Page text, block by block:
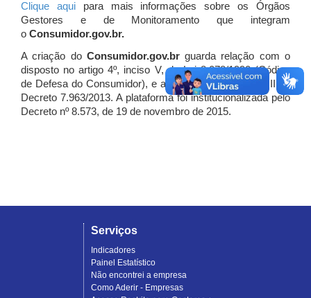
Clique aquipara mais informações sobre os Órgãos
Gestores e de Monitoramento que integram
o Consumidor.gov.br.
A criação do Consumidor.gov.brguarda relação com o
disposto no artigo 4º, inciso V, da Lei 8.078/1990 (Código
de Defesa do Consumidor), e artigo 7º, incisos I, II e III do
Decreto 7.963/2013. A plataforma foi institucionalizada pelo
Decreto nº 8.573, de 19 de novembro de 2015.
Serviços
Indicadores
Painel Estatístico
Não encontrei a empresa
Como Aderir - Empresas